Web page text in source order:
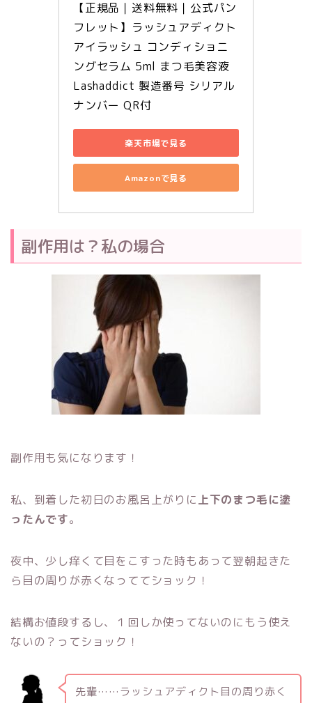
【正規品｜送料無料｜公式パン
フレット】ラッシュアディクト
アイラッシュ コンディショニ
ングセラム 5ml まつ毛美容液
Lashaddict 製造番号 シリアル
ナンバー QR付
楽天市場で見る
Amazonで見る
副作用は？私の場合
副作用も気になります！
私、到着した初日のお風呂上がりに上下のまつ毛に塗
ったんです。
夜中、少し痒くて目をこすった時もあって翌朝起きた
ら目の周りが赤くなっててショック！
結構お値段するし、１回しか使ってないのにもう使え
ないの？ってショック！
先輩……ラッシュアディクト目の周り赤く